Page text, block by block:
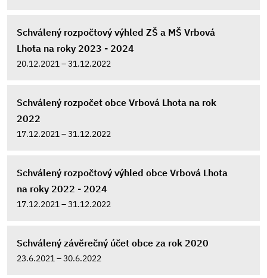
Schválený rozpočtový výhled ZŠ a MŠ Vrbová
Lhota na roky 2023 - 2024
20.12.2021 – 31.12.2022
Schválený rozpočet obce Vrbová Lhota na rok
2022
17.12.2021 – 31.12.2022
Schválený rozpočtový výhled obce Vrbová Lhota
na roky 2022 - 2024
17.12.2021 – 31.12.2022
Schválený závěrečný účet obce za rok 2020
23.6.2021 – 30.6.2022